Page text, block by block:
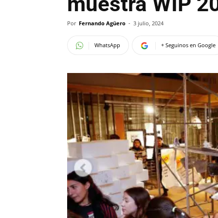
Por Fernando Agüero - 3 julio, 2024
WhatsApp + Seguinos en Google